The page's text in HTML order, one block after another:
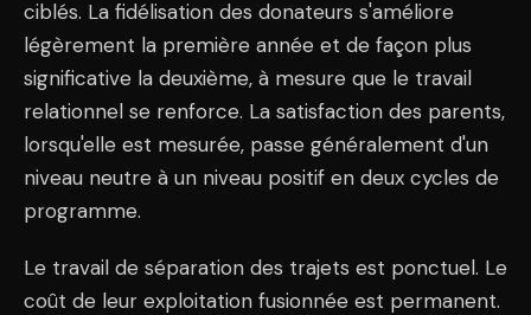
ciblés. La fidélisation des donateurs s'améliore
légèrement la première année et de façon plus
significative la deuxième, à mesure que le travail
relationnel se renforce. La satisfaction des parents,
lorsqu'elle est mesurée, passe généralement d'un
niveau neutre à un niveau positif en deux cycles de
programme.
Le travail de séparation des trajets est ponctuel. Le
coût de leur exploitation fusionnée est permanent.